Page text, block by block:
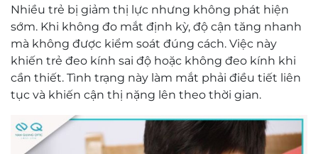
Nhiều trẻ bị giảm thị lực nhưng không phát hiện
sớm. Khi không đo mắt định kỳ, độ cận tăng nhanh
mà không được kiểm soát đúng cách. Việc này
khiến trẻ đeo kính sai độ hoặc không đeo kính khi
cần thiết. Tình trạng này làm mắt phải điều tiết liên
tục và khiến cận thị nặng lên theo thời gian.